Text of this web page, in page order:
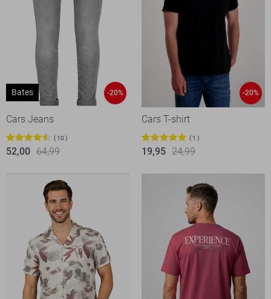
Bates -20%
Cars Jeans
10
52,00 64,99
-20%
Cars T-shirt
1
19,95 24,99